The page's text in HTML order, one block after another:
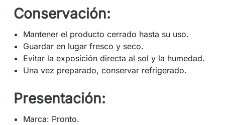
Conservación:
Mantener el producto cerrado hasta su uso.
Guardar en lugar fresco y seco.
Evitar la exposición directa al sol y la humedad.
Una vez preparado, conservar refrigerado.
Presentación:
Marca: Pronto.